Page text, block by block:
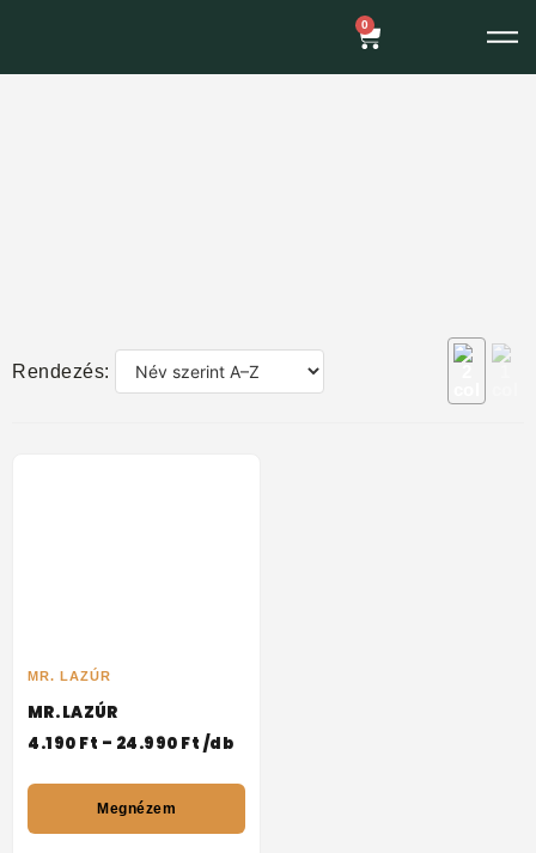
0
Rendezés:
MR. LAZÚR
MR. LAZÚR
4.190 Ft – 24.990 Ft /db
Megnézem